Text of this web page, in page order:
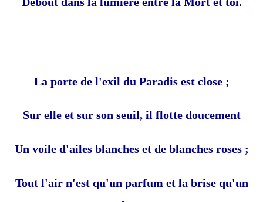
La porte de l'exil du Paradis est close ;
Sur elle et sur son seuil, il flotte doucement
Un voile d'ailes blanches et de blanches roses ;
Tout l'air n'est qu'un parfum et la brise qu'un